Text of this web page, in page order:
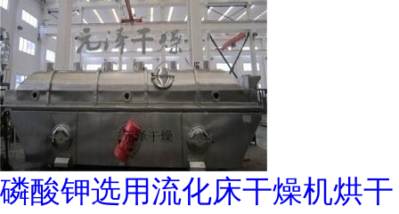
磷酸钾选用流化床干燥机烘干